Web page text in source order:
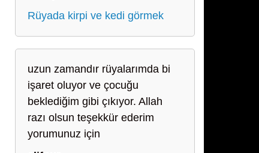
Rüyada kirpi ve kedi görmek
uzun zamandır rüyalarımda bi
işaret oluyor ve çocuğu
beklediğim gibi çıkıyor. Allah
razı olsun teşekkür ederim
yorumunuz için